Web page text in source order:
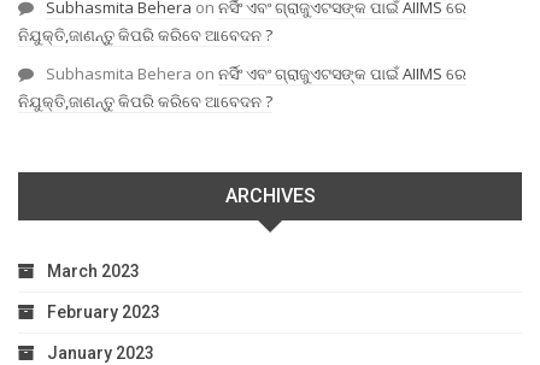
Subhasmita Behera on ନର୍ସିଂ ଏବଂ ଗ୍ରାଜୁଏଟସଙ୍କ ପାଇଁ AIIMS ରେ
ନିଯୁକ୍ତି,ଜାଣନ୍ତୁ କିପରି କରିବେ ଆବେଦନ ?
Subhasmita Behera on ନର୍ସିଂ ଏବଂ ଗ୍ରାଜୁଏଟସଙ୍କ ପାଇଁ AIIMS ରେ
ନିଯୁକ୍ତି,ଜାଣନ୍ତୁ କିପରି କରିବେ ଆବେଦନ ?
ARCHIVES
March 2023
February 2023
January 2023